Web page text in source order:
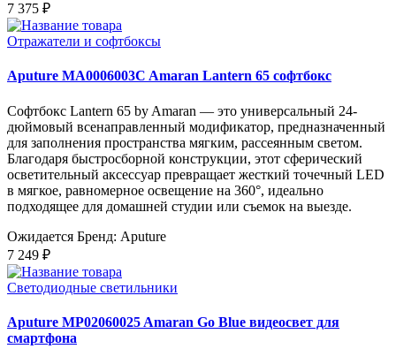
7 375 ₽
Отражатели и софтбоксы
Aputure MA0006003C Amaran Lantern 65 софтбокс
Софтбокс Lantern 65 by Amaran — это универсальный 24-
дюймовый всенаправленный модификатор, предназначенный
для заполнения пространства мягким, рассеянным светом.
Благодаря быстросборной конструкции, этот сферический
осветительный аксессуар превращает жесткий точечный LED
в мягкое, равномерное освещение на 360°, идеально
подходящее для домашней студии или съемок на выезде.
Ожидается Бренд: Aputure
7 249 ₽
Светодиодные светильники
Aputure MP02060025 Amaran Go Blue видеосвет для
смартфона